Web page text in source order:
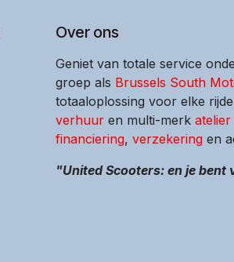
Over ons
Geniet van totale service
groep als Brussels South
totaaloplossing voor elke
verhuur en multi-merk atelier
financiering, verzekering en
"United Scooters: en je bent